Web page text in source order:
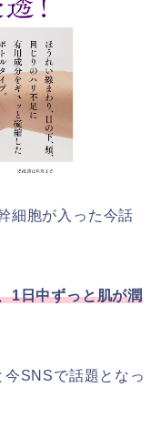
細胞が入った今話
1日中ずっと肌が潤
今SNSで話題となっ